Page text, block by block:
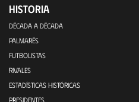
HISTORIA
DÉCADA A DÉCADA
PALMARÉS
FUTBOLISTAS
RIVALES
ESTADÍSTICAS HISTÓRICAS
PRESIDENTES